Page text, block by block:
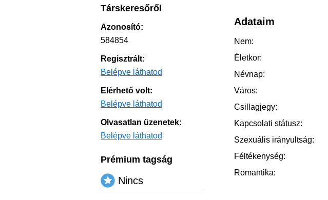
Adataim
Nem:
Életkor:
Névnap:
Város:
Csillagjegy:
Kapcsolati státusz:
Szexuális irányultság:
Féltékenység:
Romantika:
Társkeresőről
Azonosító:
584854
Regisztrált:
Belépve láthatod
Elérhető volt:
Belépve láthatod
Olvasatlan üzenetek:
Belépve láthatod
Prémium tagság
Nincs